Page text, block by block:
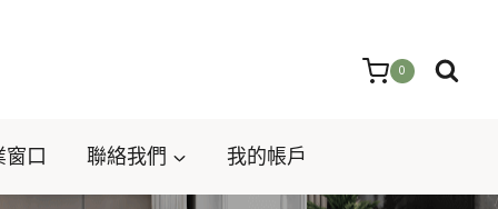
0
窗口 聯絡我們 我的帳戶